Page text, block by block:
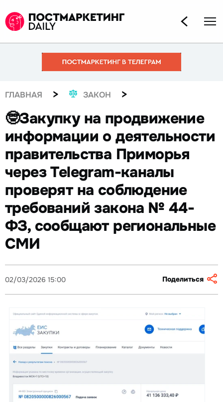
ГЛАВНАЯ > ЗАКОН >
🤓Закупку на продвижение
информации о деятельности
правительства Приморья
через Telegram-каналы
проверят на соблюдение
требований закона № 44-
ФЗ, сообщают региональные
СМИ
02/03/2026 15:00 Поделиться